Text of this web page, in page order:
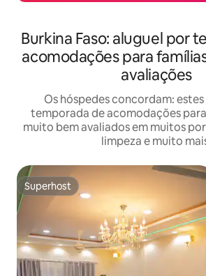
Burkina Faso: aluguel por
acomodações para
avaliações
Os hóspedes concordam:
temporada de acomodações
muito bem avaliados em muitos
limpeza e muito
Superhost
Superhost